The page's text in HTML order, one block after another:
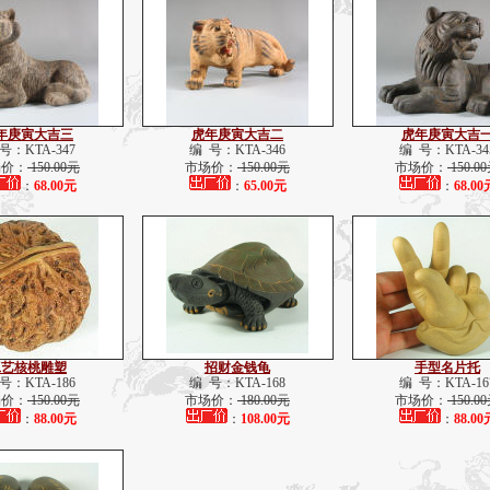
庚寅大吉三
：KTA-347
： 150.00元
： 68.00元
虎年庚寅大吉二
编 号：KTA-346
市场价： 150.00元
： 65.00元
虎年庚寅大吉
编 号：KTA-
市场价： 150.00
： 68.00
核桃雕塑
：KTA-186
： 150.00元
： 88.00元
招财金钱龟
编 号：KTA-168
市场价： 180.00元
： 108.00元
手型名片托
编 号：KTA-
市场价： 150.00
： 88.00